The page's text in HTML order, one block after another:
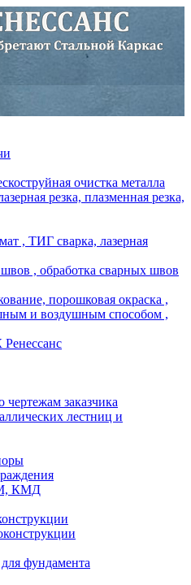
очистка металла
резка, плазменная резка,
, ТИГ сварка, лазерная
, обработка сварных швов
порошковая окраска ,
и воздушным способом ,
Ренессанс
заказчика
лестниц и
КМД
фундамента